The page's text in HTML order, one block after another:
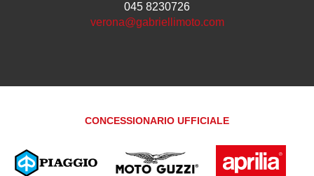
045 8230726
verona@gabriellimoto.com
CONCESSIONARIO UFFICIALE